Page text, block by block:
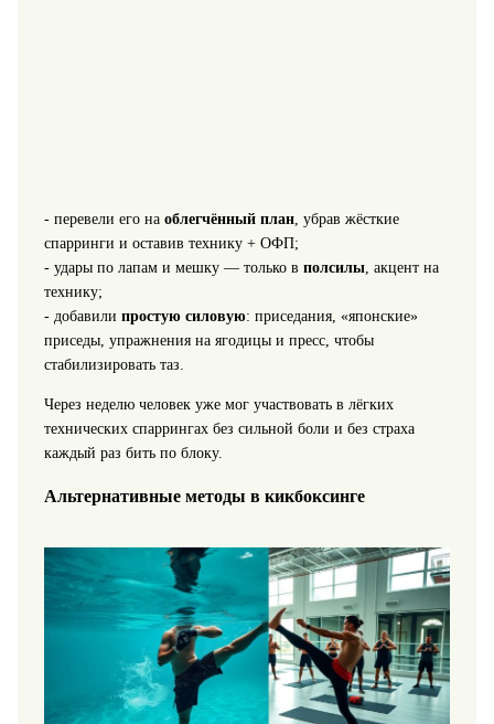
- перевели его на облегчённый план, убрав жёсткие
спарринги и оставив технику + ОФП;
- удары по лапам и мешку — только в полсилы, акцент на
технику;
- добавили простую силовую: приседания, «японские»
приседы, упражнения на ягодицы и пресс, чтобы
стабилизировать таз.
Через неделю человек уже мог участвовать в лёгких
технических спаррингах без сильной боли и без страха
каждый раз бить по блоку.
Альтернативные методы в кикбоксинге